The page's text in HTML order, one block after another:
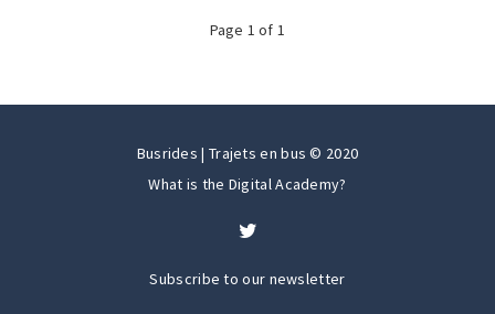
Page 1of 1
Busrides | Trajets en bus © 2020
What is the Digital Academy?
Subscribe to our newsletter